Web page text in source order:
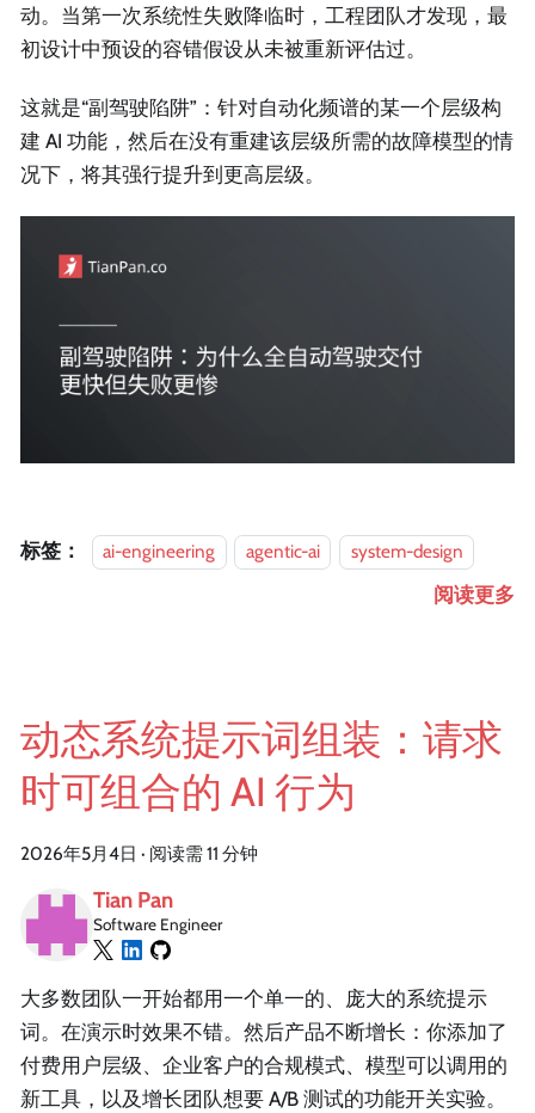
动。当第一次系统性失败降临时，工程团队才发现，最
初设计中预设的容错假设从未被重新评估过。
这就是“副驾驶陷阱”：针对自动化频谱的某一个层级构
建 AI 功能，然后在没有重建该层级所需的故障模型的情
况下，将其强行提升到更高层级。
标签： ai-engineering agentic-ai system-design
阅读更多
动态系统提示词组装：请求
时可组合的 AI 行为
2026年5月4日 · 阅读需 11 分钟
Tian Pan
Software Engineer
大多数团队一开始都用一个单一的、庞大的系统提示
词。在演示时效果不错。然后产品不断增长：你添加了
付费用户层级、企业客户的合规模式、模型可以调用的
新工具，以及增长团队想要 A/B 测试的功能开关实验。